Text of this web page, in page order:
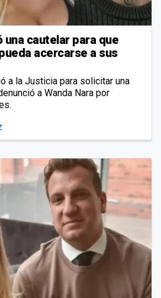
una cautelar para que
acercarse a sus
a la Justicia para solicitar una
a Wanda Nara por